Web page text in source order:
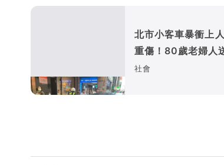
北市小客車暴衝上
重傷！80歲老婦人
社會